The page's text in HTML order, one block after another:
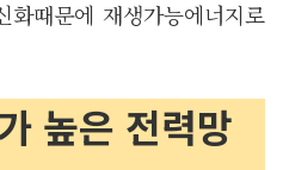
때문에 재생가능에너지로
높은 전력망